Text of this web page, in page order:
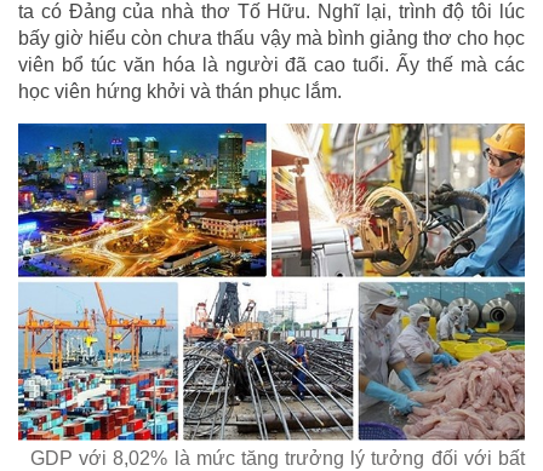
ta có Đảng của nhà thơ Tố Hữu. Nghĩ lại, trình độ tôi lúc
bấy giờ hiểu còn chưa thấu vậy mà bình giảng thơ cho học
viên bổ túc văn hóa là người đã cao tuổi. Ấy thế mà các
học viên hứng khởi và thán phục lắm.
GDP với 8,02% là mức tăng trưởng lý tưởng đối với bất